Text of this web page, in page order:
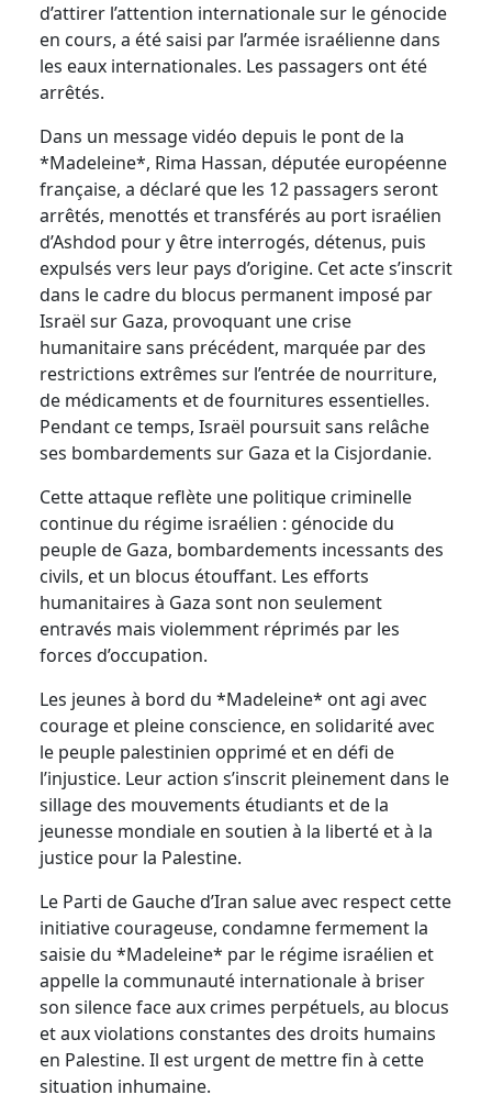
d’attirer l’attention internationale sur le génocide
en cours, a été saisi par l’armée israélienne dans
les eaux internationales. Les passagers ont été
arrêtés.
Dans un message vidéo depuis le pont de la
*Madeleine*, Rima Hassan, députée européenne
française, a déclaré que les 12 passagers seront
arrêtés, menottés et transférés au port israélien
d’Ashdod pour y être interrogés, détenus, puis
expulsés vers leur pays d’origine. Cet acte s’inscrit
dans le cadre du blocus permanent imposé par
Israël sur Gaza, provoquant une crise
humanitaire sans précédent, marquée par des
restrictions extrêmes sur l’entrée de nourriture,
de médicaments et de fournitures essentielles.
Pendant ce temps, Israël poursuit sans relâche
ses bombardements sur Gaza et la Cisjordanie.
Cette attaque reflète une politique criminelle
continue du régime israélien : génocide du
peuple de Gaza, bombardements incessants des
civils, et un blocus étouffant. Les efforts
humanitaires à Gaza sont non seulement
entravés mais violemment réprimés par les
forces d’occupation.
Les jeunes à bord du *Madeleine* ont agi avec
courage et pleine conscience, en solidarité avec
le peuple palestinien opprimé et en défi de
l’injustice. Leur action s’inscrit pleinement dans le
sillage des mouvements étudiants et de la
jeunesse mondiale en soutien à la liberté et à la
justice pour la Palestine.
Le Parti de Gauche d’Iran salue avec respect cette
initiative courageuse, condamne fermement la
saisie du *Madeleine* par le régime israélien et
appelle la communauté internationale à briser
son silence face aux crimes perpétuels, au blocus
et aux violations constantes des droits humains
en Palestine. Il est urgent de mettre fin à cette
situation inhumaine.